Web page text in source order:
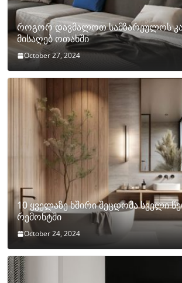
როგორ დავმალოთ სამზარეულოს
მისაღებ ოთახში
October 27, 2024
10 ყველაზე ხშირი შეცდომა სველი
რემონტში
October 24, 2024